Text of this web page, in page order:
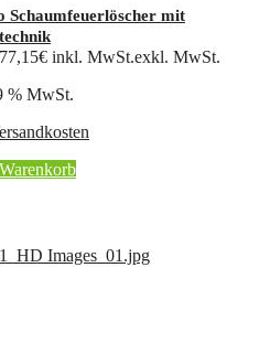
Schaumfeuerlöscher mit
77,15€ inkl. MwSt.exkl. MwSt.
% MwSt.